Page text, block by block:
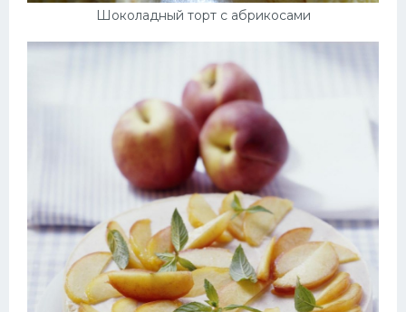
Шоколадный торт с абрикосами